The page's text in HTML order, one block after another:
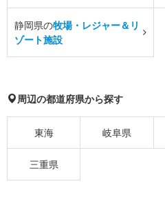
静岡県の牧場・レジャー＆リ
ゾート施設
周辺の都道府県から探す
東海 岐阜県
三重県